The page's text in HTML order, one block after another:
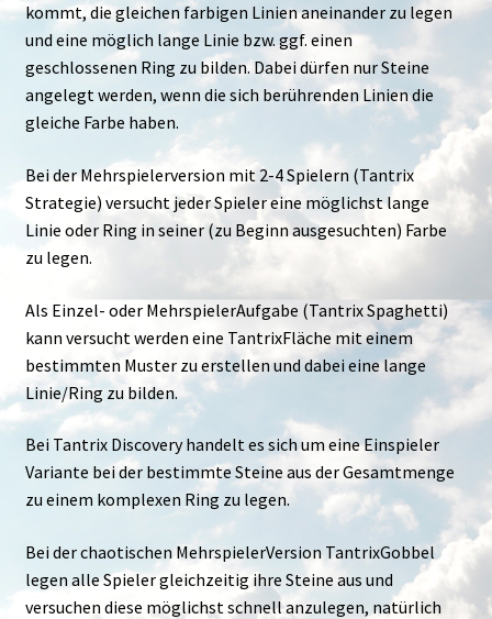
kommt, die gleichen farbigen Linien aneinander zu legen
und eine möglich lange Linie bzw. ggf. einen
geschlossenen Ring zu bilden. Dabei dürfen nur Steine
angelegt werden, wenn die sich berührenden Linien die
gleiche Farbe haben.
Bei der Mehrspielerversion mit 2-4 Spielern (Tantrix
Strategie) versucht jeder Spieler eine möglichst lange
Linie oder Ring in seiner (zu Beginn ausgesuchten) Farbe
zu legen.
Als Einzel- oder MehrspielerAufgabe (Tantrix Spaghetti)
kann versucht werden eine TantrixFläche mit einem
bestimmten Muster zu erstellen und dabei eine lange
Linie/Ring zu bilden.
Bei Tantrix Discovery handelt es sich um eine Einspieler
Variante bei der bestimmte Steine aus der Gesamtmenge
zu einem komplexen Ring zu legen.
Bei der chaotischen MehrspielerVersion TantrixGobbel
legen alle Spieler gleichzeitig ihre Steine aus und
versuchen diese möglichst schnell anzulegen, natürlich